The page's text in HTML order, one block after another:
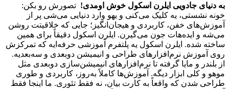
به دنیای جادویی ایلرن اسکول خوش اومدی! تصورش رو بکن:
خونه نشستی، یه کلیک می‌کنی و یهو وارد دنیایی می‌شی پر از
آموزش‌های خفن، کاربردی و هیجان‌انگیز؛ جایی که خلاقیتت روشن
می‌شه و ایده‌هات جون می‌گیرن. ایلرن اسکول دقیقاً برای همین
ساخته شده. ایلرن اسکول یه پلتفرم آموزشی حرفه‌ایه که تمرکزش
روی آموزش نرم‌افزارهای طراحی و انیمیشن دو‌بعدی و سه‌بعدیه.
از بلندر و مایا گرفته تا نرم‌افزارهای انیمیشن‌سازی دوبعدی مثل
موهو و کلی ابزار دیگه. آموزش‌ها کاملاً به‌روز، کاربردی و طوری
طراحی شدن که واقعاً به کارت بیان، نه فقط تئوری. ما اینجا فقط